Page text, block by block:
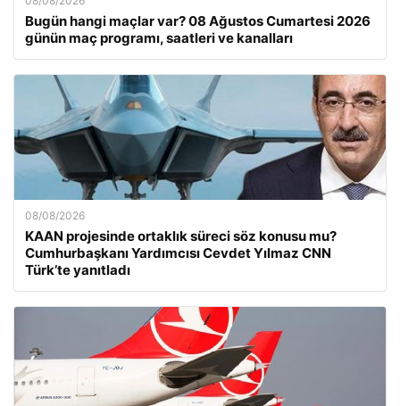
Bugün hangi maçlar var? 08 Ağustos Cumartesi 2026
günün maç programı, saatleri ve kanalları
08/08/2026
KAAN projesinde ortaklık süreci söz konusu mu?
Cumhurbaşkanı Yardımcısı Cevdet Yılmaz CNN
Türk’te yanıtladı